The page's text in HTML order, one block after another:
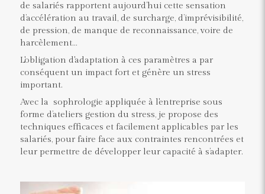
de salariés rapportent aujourd’hui cette sensation
d’accélération au travail, de surcharge, d’imprévisibilité,
de pression, de manque de reconnaissance, voire de
harcèlement…
L'obligation d'adaptation à ces paramètres a par
conséquent un impact fort et génère un stress
important.
Avec la sophrologie appliquée à l'entreprise sous
forme d’ateliers gestion du stress, je propose des
techniques efficaces et facilement applicables par les
salariés, pour faire face aux contraintes rencontrées et
leur permettre de développer leur capacité à s’adapter.